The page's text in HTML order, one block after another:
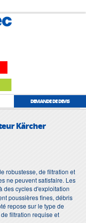
DEMANDE DE DEVIS
Kärcher
robustesse, de filtration et
ne peuvent satisfaire. Les
des cycles d'exploitation
poussières fines, débris
repose sur le type de
filtration requise et